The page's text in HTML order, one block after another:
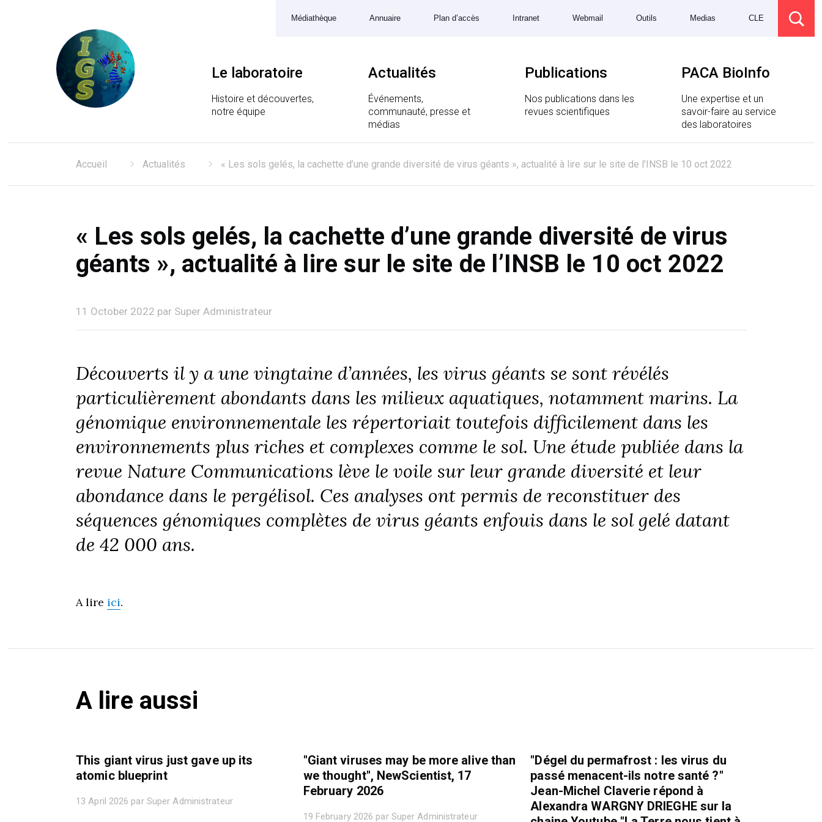
Laboratoire Information Génomique et Structurale
Médiathèque Annuaire Plan d’accès Intranet Webmail Outils Medias CLE
Le laboratoire
Histoire et découvertes,
notre équipe
Actualités
Événements,
communauté, presse et
médias
Publications
Nos publications dans les
revues scientifiques
PACA BioInfo
Une expertise et un
savoir-faire au service
des laboratoires
Accueil Actualités « Les sols gelés, la cachette d’une grande diversité de virus géants », actualité à lire sur le site de l’INSB le 10 oct 2022
« Les sols gelés, la cachette d’une grande diversité de virus
géants », actualité à lire sur le site de l’INSB le 10 oct 2022
11 October 2022 par Super Administrateur
Découverts il y a une vingtaine d’années, les virus géants se sont révélés
particulièrement abondants dans les milieux aquatiques, notamment marins. La
génomique environnementale les répertoriait toutefois difficilement dans les
environnements plus riches et complexes comme le sol. Une étude publiée dans la
revue Nature Communications lève le voile sur leur grande diversité et leur
abondance dans le pergélisol. Ces analyses ont permis de reconstituer des
séquences génomiques complètes de virus géants enfouis dans le sol gelé datant
de 42 000 ans.
A lire ici.
A lire aussi
This giant virus just gave up its
atomic blueprint
13 April 2026 par Super Administrateur
"Giant viruses may be more alive than
we thought", NewScientist, 17
February 2026
19 February 2026 par Super Administrateur
"Dégel du permafrost : les virus du
passé menacent-ils notre santé ?"
Jean-Michel Claverie répond à
Alexandra WARGNY DRIEGHE sur la